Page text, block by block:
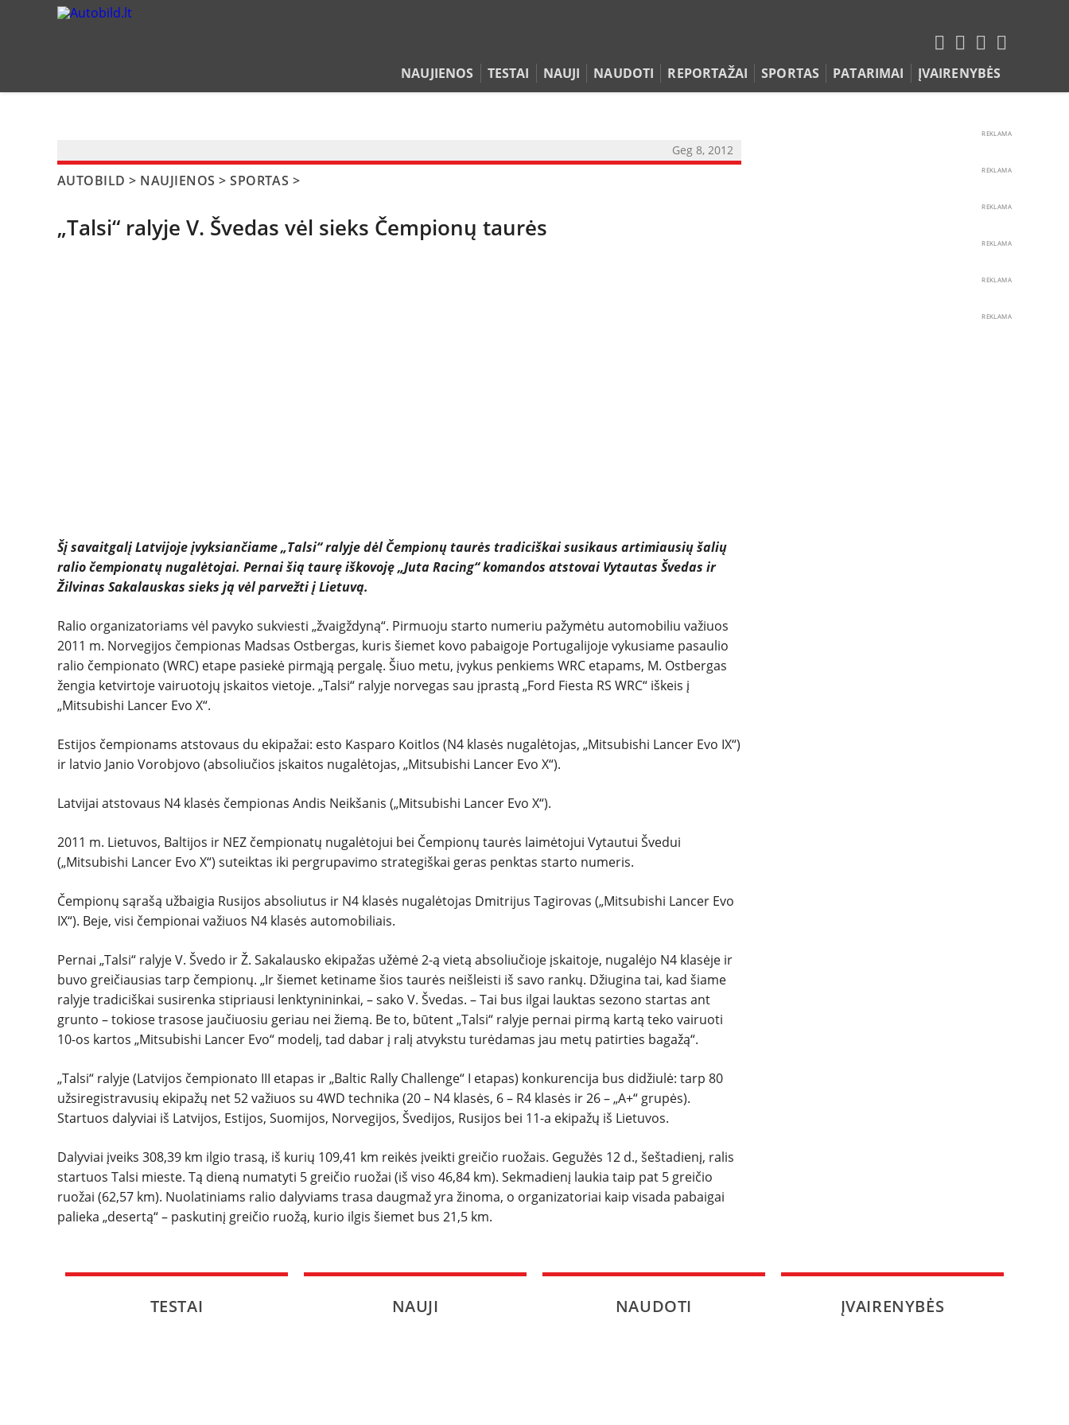
NAUJIENOS TESTAI NAUJI NAUDOTI REPORTAŽAI SPORTAS PATARIMAI ĮVAIRENYBĖS
NAUJIENOS
ĮVAIRENYBĖS
Geg 8, 2012
AUTOBILD > NAUJIENOS >SPORTAS >
„Talsi“ ralyje V. Švedas vėl sieks Čempionų taurės
Šį savaitgalį Latvijoje įvyksiančiame „Talsi“ ralyje dėl Čempionų taurės tradiciškai susikaus artimiausių šalių
ralio čempionatų nugalėtojai. Pernai šią taurę iškovoję „Juta Racing“ komandos atstovai Vytautas Švedas ir
Žilvinas Sakalauskas sieks ją vėl parvežti į Lietuvą.
Ralio organizatoriams vėl pavyko sukviesti „žvaigždyną“. Pirmuoju starto numeriu pažymėtu automobiliu važiuos
2011 m. Norvegijos čempionas Madsas Ostbergas, kuris šiemet kovo pabaigoje Portugalijoje vykusiame pasaulio
ralio čempionato (WRC) etape pasiekė pirmąją pergalę. Šiuo metu, įvykus penkiems WRC etapams, M. Ostbergas
žengia ketvirtoje vairuotojų įskaitos vietoje. „Talsi“ ralyje norvegas sau įprastą „Ford Fiesta RS WRC“ iškeis į
„Mitsubishi Lancer Evo X“.
Estijos čempionams atstovaus du ekipažai: esto Kasparo Koitlos (N4 klasės nugalėtojas, „Mitsubishi Lancer Evo IX“)
ir latvio Janio Vorobjovo (absoliučios įskaitos nugalėtojas, „Mitsubishi Lancer Evo X“).
Latvijai atstovaus N4 klasės čempionas Andis Neikšanis („Mitsubishi Lancer Evo X“).
2011 m. Lietuvos, Baltijos ir NEZ čempionatų nugalėtojui bei Čempionų taurės laimėtojui Vytautui Švedui
(„Mitsubishi Lancer Evo X“) suteiktas iki pergrupavimo strategiškai geras penktas starto numeris.
Čempionų sąrašą užbaigia Rusijos absoliutus ir N4 klasės nugalėtojas Dmitrijus Tagirovas („Mitsubishi Lancer Evo
IX“). Beje, visi čempionai važiuos N4 klasės automobiliais.
Pernai „Talsi“ ralyje V. Švedo ir Ž. Sakalausko ekipažas užėmė 2-ą vietą absoliučioje įskaitoje, nugalėjo N4 klasėje ir
buvo greičiausias tarp čempionų. „Ir šiemet ketiname šios taurės neišleisti iš savo rankų. Džiugina tai, kad šiame
ralyje tradiciškai susirenka stipriausi lenktynininkai, – sako V. Švedas. – Tai bus ilgai lauktas sezono startas ant
grunto – tokiose trasose jaučiuosiu geriau nei žiemą. Be to, būtent „Talsi“ ralyje pernai pirmą kartą teko vairuoti
10-os kartos „Mitsubishi Lancer Evo“ modelį, tad dabar į ralį atvykstu turėdamas jau metų patirties bagažą“.
„Talsi“ ralyje (Latvijos čempionato III etapas ir „Baltic Rally Challenge“ I etapas) konkurencija bus didžiulė: tarp 80
užsiregistravusių ekipažų net 52 važiuos su 4WD technika (20 – N4 klasės, 6 – R4 klasės ir 26 – „A+“ grupės).
Startuos dalyviai iš Latvijos, Estijos, Suomijos, Norvegijos, Švedijos, Rusijos bei 11-a ekipažų iš Lietuvos.
Dalyviai įveiks 308,39 km ilgio trasą, iš kurių 109,41 km reikės įveikti greičio ruožais. Gegužės 12 d., šeštadienį, ralis
startuos Talsi mieste. Tą dieną numatyti 5 greičio ruožai (iš viso 46,84 km). Sekmadienį laukia taip pat 5 greičio
ruožai (62,57 km). Nuolatiniams ralio dalyviams trasa daugmaž yra žinoma, o organizatoriai kaip visada pabaigai
palieka „desertą“ – paskutinį greičio ruožą, kurio ilgis šiemet bus 21,5 km.
REKLAMA
REKLAMA
REKLAMA
REKLAMA
REKLAMA
REKLAMA
TESTAI NAUJI NAUDOTI ĮVAIRENYBĖS